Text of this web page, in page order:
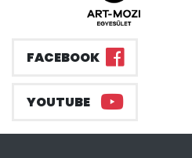
FACEBOOK
YOUTUBE